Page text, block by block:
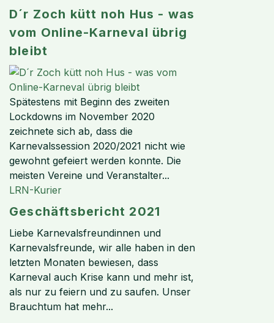
D´r Zoch kütt noh Hus - was
vom Online-Karneval übrig
bleibt
Spätestens mit Beginn des zweiten
Lockdowns im November 2020
zeichnete sich ab, dass die
Karnevalssession 2020/2021 nicht wie
gewohnt gefeiert werden konnte. Die
meisten Vereine und Veranstalter...
LRN-Kurier
Geschäftsbericht 2021
Liebe Karnevalsfreundinnen und
Karnevalsfreunde, wir alle haben in den
letzten Monaten bewiesen, dass
Karneval auch Krise kann und mehr ist,
als nur zu feiern und zu saufen. Unser
Brauchtum hat mehr...